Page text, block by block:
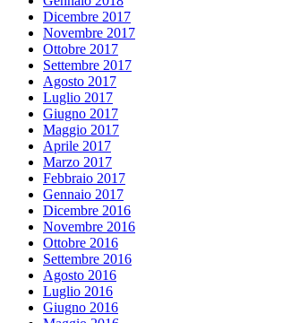
Dicembre 2017
Novembre 2017
Ottobre 2017
Settembre 2017
Agosto 2017
Luglio 2017
Giugno 2017
Maggio 2017
Aprile 2017
Marzo 2017
Febbraio 2017
Gennaio 2017
Dicembre 2016
Novembre 2016
Ottobre 2016
Settembre 2016
Agosto 2016
Luglio 2016
Giugno 2016